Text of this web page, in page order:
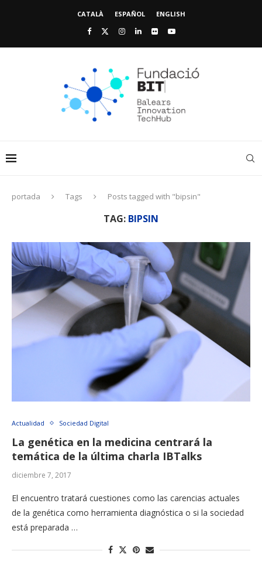
CATALÀ ESPAÑOL ENGLISH
portada Tags Posts tagged with "bipsin"
TAG: BIPSIN
Actualidad Sociedad Digital
La genética en la medicina centrará la
temática de la última charla IBTalks
diciembre 7, 2017
El encuentro tratará cuestiones como las carencias actuales
de la genética como herramienta diagnóstica o si la sociedad
está preparada …